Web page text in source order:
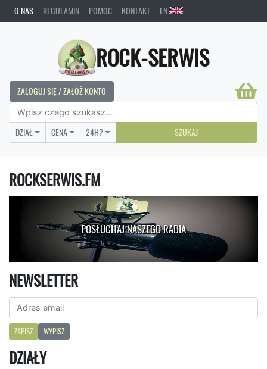
O NAS REGULAMIN POMOC KONTAKT EN
ROCK-SERWIS
ZALOGUJ SIĘ / ZAŁÓŻ KONTO
DZIAŁ CENA 24H? SZUKAJ
ROCKSERWIS.FM
POSŁUCHAJ NASZEGO RADIA
NEWSLETTER
ZAPISZ WYPISZ
DZIAŁY